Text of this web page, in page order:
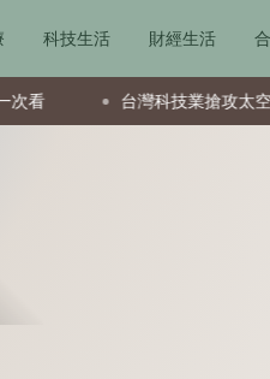
科技生活 財經生活
台灣科技業搶攻太空市場